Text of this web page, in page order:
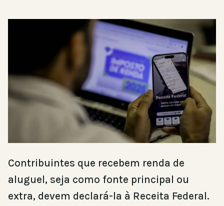
Contribuintes que recebem renda de
aluguel, seja como fonte principal ou
extra, devem declará-la à Receita Federal.